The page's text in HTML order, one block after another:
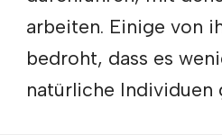
arbeiten. Einige von
bedroht, dass es
natürliche Individuen